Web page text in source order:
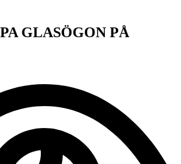
GLASÖGON PÅ